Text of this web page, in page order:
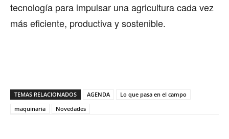
tecnología para impulsar una agricultura cada vez
más eficiente, productiva y sostenible.
TEMAS RELACIONADOS AGENDA
Lo que pasa en el campo
maquinaria
Novedades